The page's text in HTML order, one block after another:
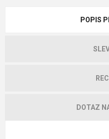
POPIS
DOTAZ